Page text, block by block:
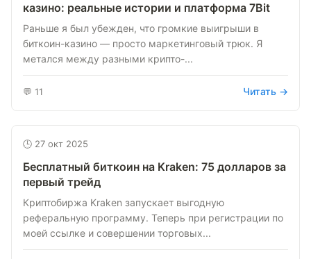
казино: реальные истории и платформа 7Bit
Раньше я был убежден, что громкие выигрыши в
биткоин-казино — просто маркетинговый трюк. Я
метался между разными крипто-...
💬 11 Читать →
🕒 27 окт 2025
Бесплатный биткоин на Kraken: 75 долларов за
первый трейд
Криптобиржа Kraken запускает выгодную
реферальную программу. Теперь при регистрации по
моей ссылке и совершении торговых...